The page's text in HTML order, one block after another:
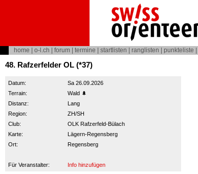
home o-l.ch forum termine startlisten ranglisten punkteliste
48. Rafzerfelder OL (*37)
Datum:
Sa 26.09.2026
Terrain:
Wald 🌲
Distanz:
Lang
Region:
ZH/SH
Club:
OLK Rafzerfeld-Bülach
Karte:
Lägern-Regensberg
Ort:
Regensberg
Für Veranstalter: Info hinzufügen